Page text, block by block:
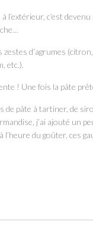
l’extérieur, c’est
d’agrumes
etc.).
! Une fois la pâte
de pâte à tartiner, de
j’ai ajouté un
l’heure du goûter, ces